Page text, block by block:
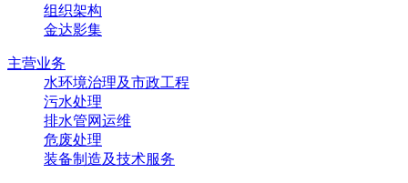
组织架构
金达影集
主营业务
水环境治理及市政工程
污水处理
排水管网运维
危废处理
装备制造及技术服务